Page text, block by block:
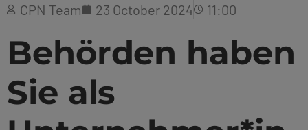
CPN Team 23 October 2024 11:00
Behörden haben
Sie als